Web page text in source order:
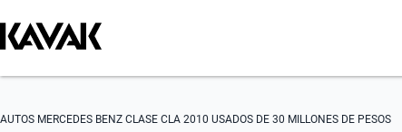
AUTOS MERCEDES BENZ CLASE CLA 2010 USADOS DE 30 MILLONES DE PESOS
Busca por marca